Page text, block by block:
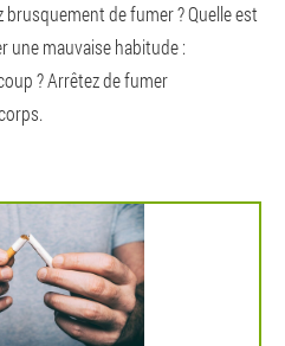
de fumer ? Quelle est
une mauvaise habitude :
? Arrêtez de fumer